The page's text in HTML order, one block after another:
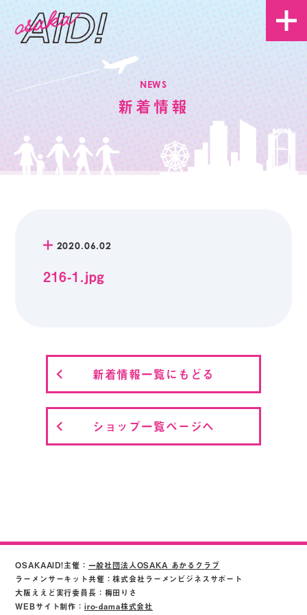
NEWS
新着情報
2020.06.02
216-1.jpg
新着情報一覧にもどる
ショップ一覧ページへ
OSAKAAID!主催： 一般社団法人OSAKA あかるクラブ
ラーメンサーキット共催：株式会社ラーメンビジネスサポート
大阪ええど実行委員長：梅田りさ
WEBサイト制作： iro-dama株式会社